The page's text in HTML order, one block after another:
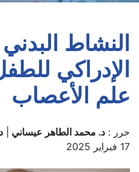
النشاط
الإدراكي
علم الأعصاب
حرر : د. محمد الطاهر عيساني
17 فبراير 2025